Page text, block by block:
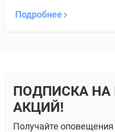
Подробнее
ПОДПИСКА НА
АКЦИЙ!
Получайте оповещения